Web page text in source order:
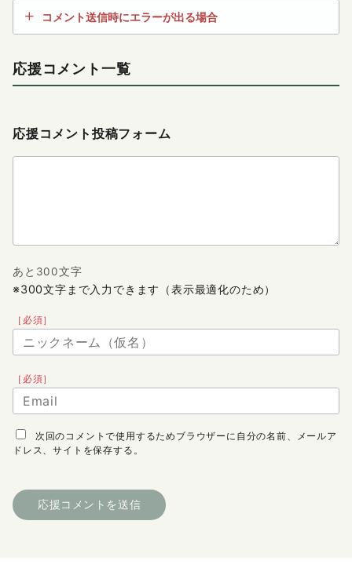
コメント送信時にエラーが出る場合
応援コメント一覧
応援コメント投稿フォーム
あと300文字
※300文字まで入力できます（表示最適化のため）
［必須］
［必須］
次回のコメントで使用するためブラウザーに自分の名前、メールア
ドレス、サイトを保存する。